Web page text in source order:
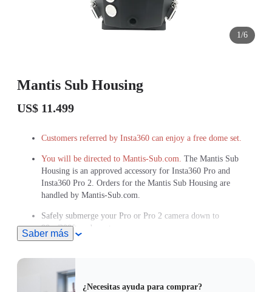
1/6
Mantis Sub Housing
US$ 11.499
Customers referred by Insta360 can enjoy a free dome set.
You will be directed to Mantis-Sub.com. The Mantis Sub
Housing is an approved accessory for Insta360 Pro and
Insta360 Pro 2. Orders for the Mantis Sub Housing are
handled by Mantis-Sub.com.
Safely submerge your Pro or Pro 2 camera down to
90m/300ft underwater.
placement, due to production requirements. Delivery time and
cost subject to shipping company and shipping address. Taxes
are applied according to the specific destination country or
Saber más
¿Necesitas ayuda para comprar?